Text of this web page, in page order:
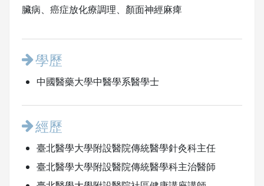
臟病、癌症放化療調理、顏面神經麻痺
學歷
中國醫藥大學中醫學系醫學士
經歷
臺北醫學大學附設醫院傳統醫學針灸科主任
臺北醫學大學附設醫院傳統醫學科主治醫師